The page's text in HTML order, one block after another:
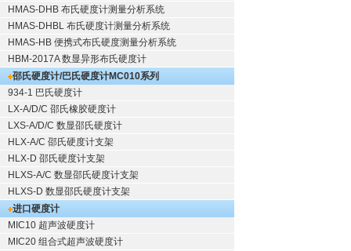
HMAS-DHB 布氏硬度计测量分析系统
HMAS-DHBL 布氏硬度计测量分析系统
HMAS-HB 便携式布氏硬度测量分析系统
HBM-2017A 数显异形布氏硬度计
邵氏硬度计/巴氏硬度计MC010系列
934-1 巴氏硬度计
LX-A/D/C 邵氏橡胶硬度计
LXS-A/D/C 数显邵氏硬度计
HLX-A/C 邵氏硬度计支架
HLX-D 邵氏硬度计支架
HLXS-A/C 数显邵氏硬度计支架
HLXS-D 数显邵氏硬度计支架
进口硬度计
MIC10 超声波硬度计
MIC20 组合式超声波硬度计